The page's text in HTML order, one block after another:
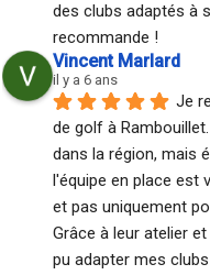
des clubs adaptés à
recommande !
Vincent Marlard
il y a 6 ans
Je
de golf à
dans la région, mais
l'équipe en place est
et pas uniquement
Grâce à leur atelier
pu adapter mes